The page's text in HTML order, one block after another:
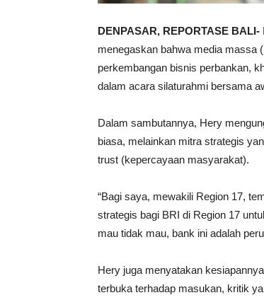
DENPASAR, REPORTASE BALI-
menegaskan bahwa media massa
perkembangan bisnis perbankan,
dalam acara silaturahmi bersama
Dalam sambutannya, Hery
biasa, melainkan mitra strategis
trust (kepercayaan masyarakat).
“Bagi saya, mewakili Region 17,
strategis bagi BRI di Region 17
mau tidak mau, bank ini adalah
Hery juga menyatakan
terbuka terhadap masukan, kritik